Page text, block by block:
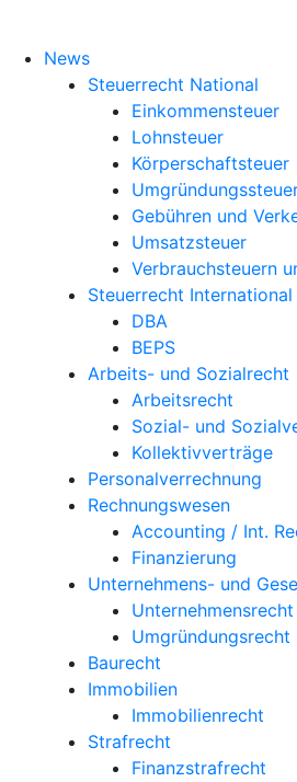
News
Steuerrecht National
Einkommensteuer
Lohnsteuer
Körperschaftsteuer
Gebühren und
Umsatzsteuer
Verbrauchsteuern
Steuerrecht International
DBA
BEPS
Arbeits- und Sozialrecht
Arbeitsrecht
Sozial- und
Kollektivverträge
Personalverrechnung
Rechnungswesen
Accounting / Int.
Finanzierung
Unternehmens- und
Unternehmensrecht
Umgründungsrecht
Baurecht
Immobilien
Immobilienrecht
Strafrecht
Finanzstrafrecht